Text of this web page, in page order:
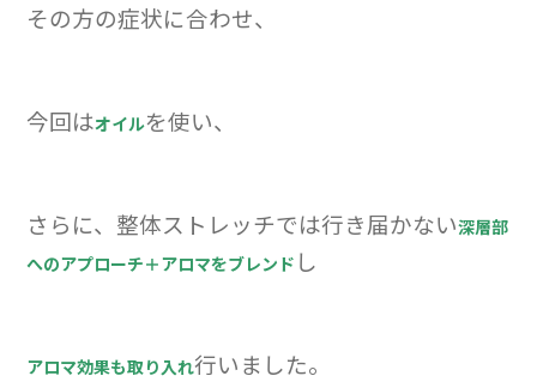
その方の症状に合わせ、
今回はオイルを使い、
さらに、 整体ストレッチでは行き届かない深層部
へのアプローチ＋アロマをブレンド し
アロマ効果も取り入れ行いました。